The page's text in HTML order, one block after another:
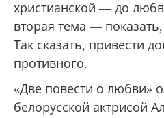
христианской — до
вторая тема — показать,
Так сказать, привести
противного.
«Две повести о любви»
белорусской актрисой